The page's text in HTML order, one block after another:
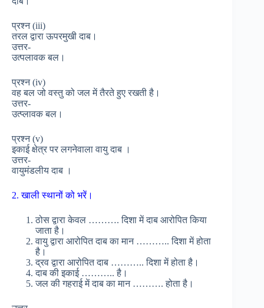
प्रश्न (iii)
तरल द्वारा ऊपरमुखी दाब।
उत्तर-
उत्पलावक बल।
प्रश्न (iv)
वह बल जो वस्तु को जल में तैरते हुए रखती है।
उत्तर-
उत्प्लावक बल।
प्रश्न (v)
इकाई क्षेत्र पर लगनेवाला वायु दाब ।
उत्तर-
वायुमंडलीय दाब ।
2. खाली स्थानों को भरें।
ठोस द्वारा केवल ………. दिशा में दाब आरोपित किया
जाता है।
वायु द्वारा आरोपित दाब का मान ……….. दिशा में होता
है।
द्रव द्वारा आरोपित दाब ……….. दिशा में होता है।
दाब की इकाई ……….. है।
जल की गहराई में दाब का मान ………. होता है।